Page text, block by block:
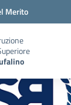
Merito